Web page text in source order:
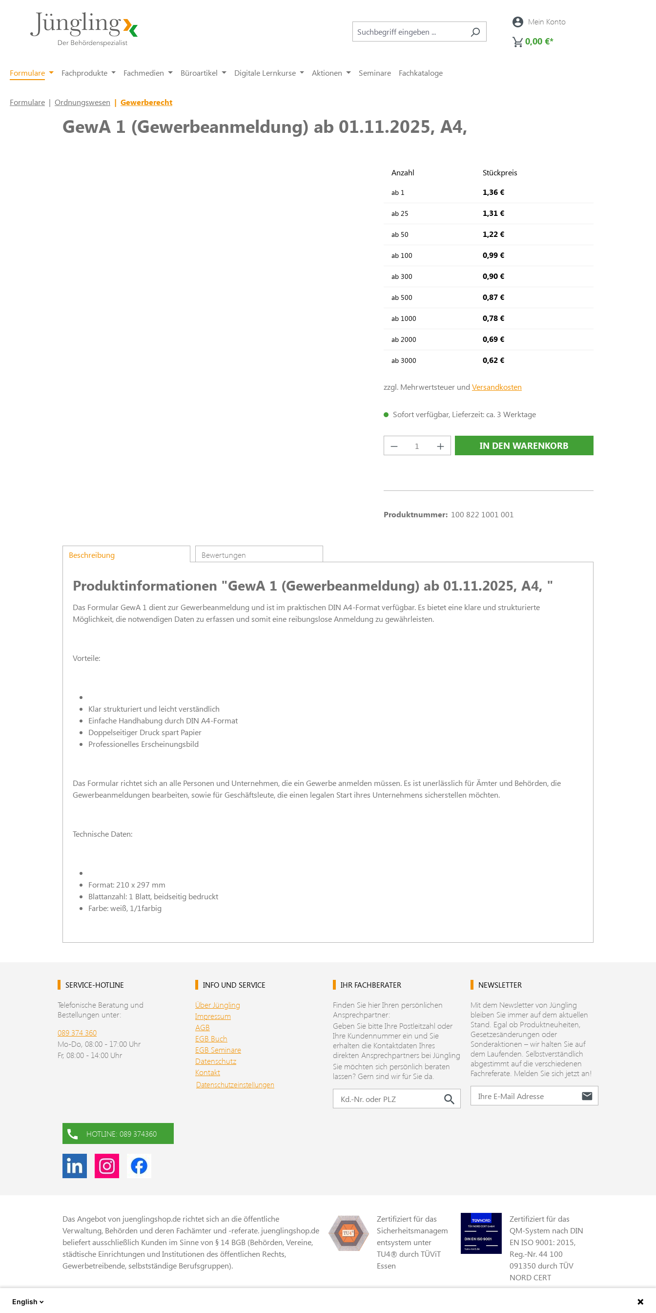
Zur Hauptnavigation springen
Mein Konto
0,00 €*
Formulare Fachprodukte Fachmedien Büroartikel Digitale Lernkurse Aktionen Seminare Fachkataloge
Formulare | Ordnungswesen | Gewerberecht
GewA 1 (Gewerbeanmeldung) ab 01.11.2025, A4,
Anzahl Stückpreis
ab 1 1,36 €
ab 25 1,31 €
ab 50 1,22 €
ab 100 0,99 €
ab 300 0,90 €
ab 500 0,87 €
ab 1000 0,78 €
ab 2000 0,69 €
ab 3000 0,62 €
zzgl. Mehrwertsteuer und Versandkosten
Sofort verfügbar, Lieferzeit: ca. 3 Werktage
Produkt Anzahl: Gib den gewünschten Wert ein
IN DEN WARENKORB
Produktnummer: 100 822 1001 001
Beschreibung Bewertungen
Produktinformationen "GewA 1 (Gewerbeanmeldung) ab 01.11.2025, A4, "
Das Formular GewA 1 dient zur Gewerbeanmeldung und ist im praktischen DIN A4-Format verfügbar. Es bietet eine klare und strukturierte
Möglichkeit, die notwendigen Daten zu erfassen und somit eine reibungslose Anmeldung zu gewährleisten.
Vorteile:
Klar strukturiert und leicht verständlich
Einfache Handhabung durch DIN A4-Format
Doppelseitiger Druck spart Papier
Professionelles Erscheinungsbild
Das Formular richtet sich an alle Personen und Unternehmen, die ein Gewerbe anmelden müssen. Es ist unerlässlich für Ämter und Behörden, die
Gewerbeanmeldungen bearbeiten, sowie für Geschäftsleute, die einen legalen Start ihres Unternehmens sicherstellen möchten.
Technische Daten:
Format: 210 x 297 mm
Blattanzahl: 1 Blatt, beidseitig bedruckt
Farbe: weiß, 1/1farbig
SERVICE-HOTLINE
Telefonische Beratung und
Bestellungen unter:
089 374 360
Mo-Do, 08:00 - 17:00 Uhr
Fr, 08:00 - 14:00 Uhr
INFO UND SERVICE
Über Jüngling
Impressum
AGB
EGB Buch
EGB Seminare
Datenschutz
Kontakt
Datenschutzeinstellungen
IHR FACHBERATER
Finden Sie hier Ihren persönlichen
Ansprechpartner:
Geben Sie bitte Ihre Postleitzahl oder
Ihre Kundennummer ein und Sie
erhalten die Kontaktdaten Ihres
direkten Ansprechpartners bei Jüngling
Sie möchten sich persönlich beraten
lassen? Gern sind wir für Sie da.
NEWSLETTER
Mit dem Newsletter von Jüngling
bleiben Sie immer auf dem aktuellen
Stand. Egal ob Produktneuheiten,
Gesetzesänderungen oder
Sonderaktionen – wir halten Sie auf
dem Laufenden. Selbstverständlich
abgestimmt auf die verschiedenen
Fachreferate. Melden Sie sich jetzt an!
HOTLINE: 089 374360
Das Angebot von juenglingshop.de richtet sich an die öffentliche
Verwaltung, Behörden und deren Fachämter und -referate. juenglingshop.de
beliefert ausschließlich Kunden im Sinne von § 14 BGB (Behörden, Vereine,
städtische Einrichtungen und Institutionen des öffentlichen Rechts,
Gewerbetreibende, selbstständige Berufsgruppen).
Zertifiziert für das
Sicherheitsmanagem
entsystem unter
TU4® durch TÜViT
Essen
Zertifiziert für das
QM-System nach DIN
EN ISO 9001: 2015,
Reg.-Nr. 44 100
091350 durch TÜV
NORD CERT
English